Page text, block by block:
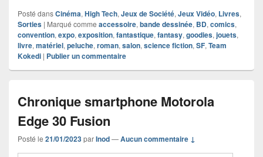
Posté dansCinéma, High Tech, Jeux de Société, Jeux Vidéo, Livres,
Sorties | Marqué comme accessoire, bande dessinée, BD, comics,
convention, expo, exposition, fantastique, fantasy, goodies, jouets,
livre, matériel, peluche, roman, salon, science fiction, SF, Team
Kokedi | Publier un commentaire
Chronique smartphone Motorola
Edge 30 Fusion
Posté le 21/01/2023parInod—Aucun commentaire ↓